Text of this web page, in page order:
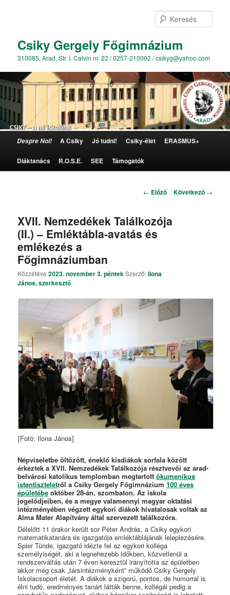
Csiky Gergely Főgimnázium
310085, Arad, Str. I. Calvin nr. 22 / 0257-210002 / csikyg@yahoo.com
Tovább az elsődleges tartalomra
Despre Noi! A Csiky Jó tudni! Csiky-élet ERASMUS+
Diáktanács R.O.S.E. SEE Támogatók
Bejegyzés navigáció
← Előző Következő →
XVII. Nemzedékek Találkozója
(II.) – Emléktábla-avatás és
emlékezés a
Főgimnáziumban
Közzétéve2023. november 3. péntekSzerző:Ilona
János, szerkesztő
[Fotó: Ilona János]
Népviseletbe öltözött, éneklő kisdiákok sorfala között
érkeztek a XVII. Nemzedékek Találkozója résztvevői az arad-
belvárosi katolikus templomban megtartottökumenikus
istentiszteletről a Csiky Gergely Főgimnázium100 éves
épületébe október 28-án, szombaton. Az iskola
jogelődjeiben, és a megye valamennyi magyar oktatási
intézményében végzett egykori diákok hivatalosak voltak az
Alma Mater Alapítvány által szervezett találkozóra.
Délelőtt 11 órakor került sor Péter András, a Csiky egykori
matematikatanára és igazgatója emléktáblájának leleplezésére.
Spier Tünde, igazgató idézte fel az egykori kolléga
személyiségét, aki a legnehezebb időkben, közvetlenül a
rendszerváltás után 7 éven keresztül irányította az épületben
akkor még csak „társintézményként” működő Csiky Gergely
Iskolacsoport életét. A diákok a szigorú, pontos, de humorral is
élni tudó, eredményes tanárt látták benne, kollégái pedig a